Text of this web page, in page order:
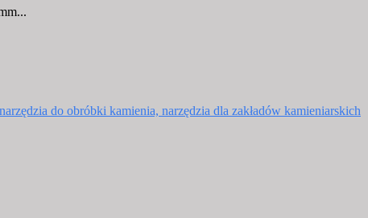
do obróbki kamienia, narzędzia dla zakładów kamieniarskich